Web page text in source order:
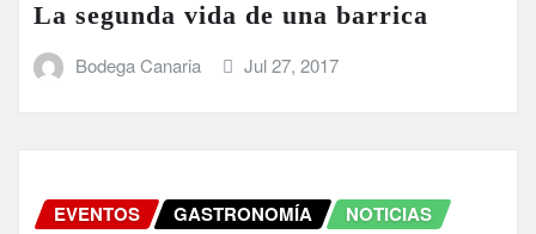
La segunda vida de una barrica
Bodega Canaria Jul 27, 2017
EVENTOS GASTRONOMÍA
NOTICIAS